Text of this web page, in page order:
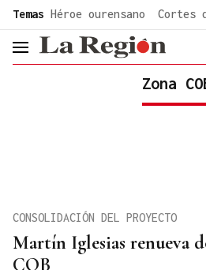
common.go-to-content
Temas Héroe ourensano Cortes
header.menu.open
Zona
Martín Iglesias renueva
COB
CONSOLIDACIÓN DEL PROYECTO